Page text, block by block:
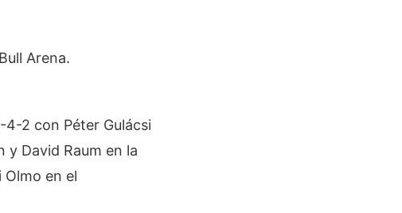
Arena.
2 con Péter Gulácsi
y David Raum en la
Olmo en el